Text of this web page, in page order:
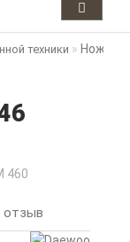
техники Нож
отзыв